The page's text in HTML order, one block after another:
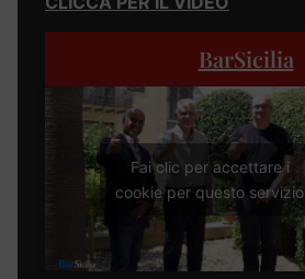
BarSicilia
Fai clic per accettare i
cookie per questo servizio